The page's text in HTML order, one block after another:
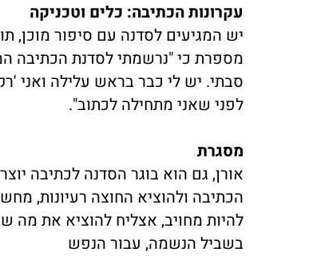
עקרונות הכתיבה: כלים וטכניקה
יש המגיעים לסדנה עם סיפור מוכן,
מספרת כי "נרשמתי לסדנת הכתיבה
סבתי. יש לי כבר בראש עלילה ואני
לפני שאני מתחילה לכתוב".
מסגרת
אורן, גם הוא בוגר הסדנה לכתיבה
הכתיבה ולהוציא החוצה רעיונות,
להיות מחויב, אצליח להוציא את מה
בשביל הנשמה, עבור הנפש